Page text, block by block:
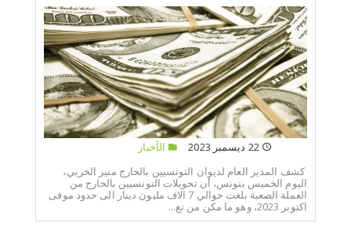
22 ديسمبر 2023
الأخبار
كشف المدير العام لديوان التونسيين بالخارج منير الخربي،
اليوم الخميس بتونس، أن تحويلات التونسيين بالخارج من
العملة الصعبة بلغت حوالي 7 الاف مليون دينار الى حدود موفى
اكتوبر 2023، وهو ما مكن من تغ...